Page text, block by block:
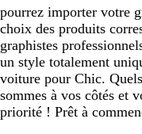
pourrez importer votre
choix des produits
graphistes
un style totalement
voiture pour Chic.
sommes à vos côtés et
priorité ! Prêt à